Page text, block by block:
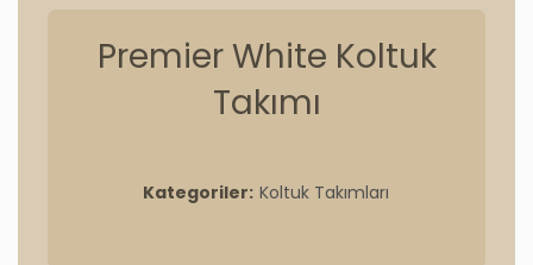
Premier White Koltuk
Takımı
Kategoriler: Koltuk Takımları